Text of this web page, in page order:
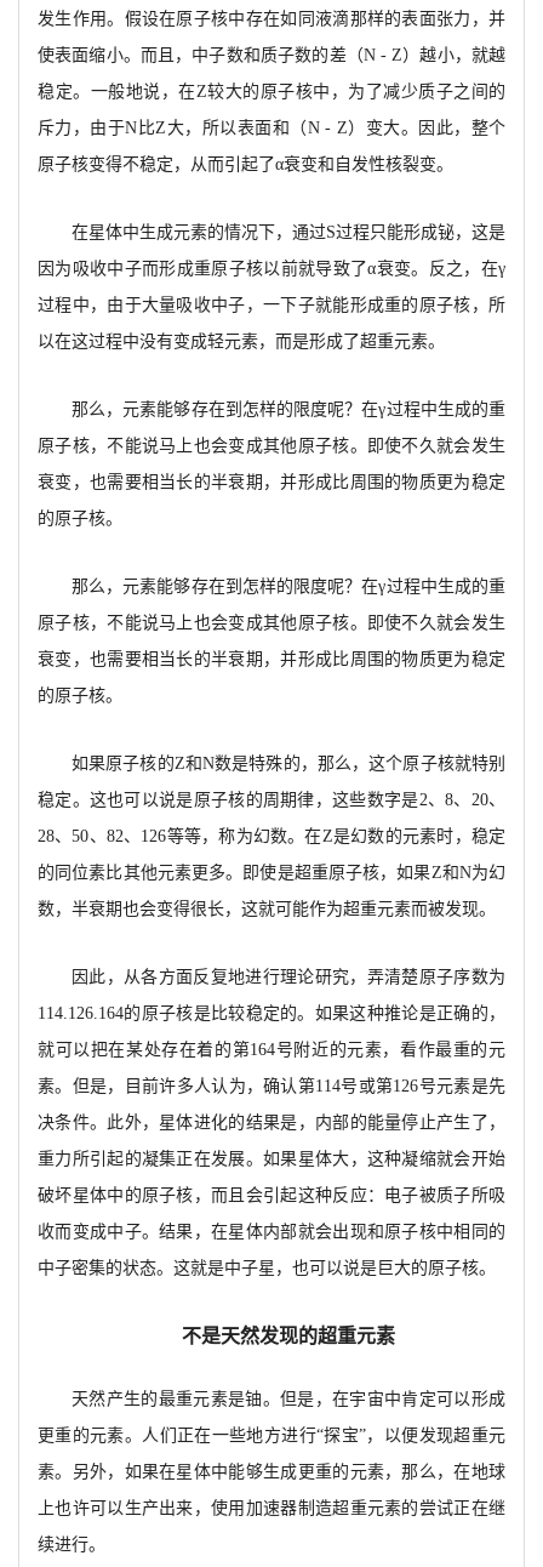
发生作用。 假设在原子核中存在如同液滴那样的表面张力，并
使表面缩小。而且， 中子数和质子数的差（N - Z）越小，就越
稳定。一般地说，在Z较大的原子核中，为了减少质子之间的
斥力，由于N比Z大，所以表面和（N - Z）变大。因 此，整个
原子核变得不稳定，从而引起了α衰变和自 发性核裂变。
在星体中生成元素的情况下，通过S过程只能形成铋，这是
因为吸收中子而形成重原子核以前就导致了α衰变。反之，在γ
过程中，由于大量吸收中子 ，一下子就能形成重的原子核，所
以在这过程中没有变成轻元素，而是形成了超重元素。
那么，元素能够存在到怎样的限度呢？在γ过程中生成的重
原子核，不能说马上也会变成其他原子核。即使不久就会发生
衰变，也需要相当长的半衰期 ，并形成比周围的物质更为稳定
的原子核。
那么，元素能够存在到怎样的限度呢？在γ过程中生成的重
原子核，不能说马上也会变成其他原子核。即使不久就会发生
衰变，也需要相当长的半衰期，并形成比周围的物质更为稳定
的原子核。
如果原子核的Z和N数是特殊的，那么，这个原子核就特别
稳定。 这也可以说是原子核的周期律，这些数字是2、8、20、
28、50、82、126等等，称为幻数。在Z是幻数的元素时，稳定
的同位素比其他元素更多。即使是超重原子核，如果Z和N为幻
数，半衰期也会变得很长，这就可能作为超重元素而被发现。
因此， 从各方面反复地进行理论研究，弄清楚原子序数为
114.126.164的原子核是比较稳定的。如果这种推论是正确的，
就可以把在某处存在着的第164号附近的元素，看作最重的元
素。但是，目前许多人认为，确认第114号或第126号元素是先
决条件。此外， 星体进化的结果是，内部的能量停止产生了，
重力所引起的凝集正在发展。如果星体大，这种凝缩就会开始
破坏星体中的原子核，而且会引起这种反应：电子被质子所吸
收而变成中子。结果，在星体内部就会出现和原子核中相同的
中子密集的状态。这就是中子星，也可以说是巨大的原子核。
不是天然发现的超重元素
天然产生的最重元素是铀。 但是，在宇宙中肯定可以形成
更重的元素。人们正在一些地方进行“探宝”，以便发现超重元
素。另外，如果在星体中能够生成更重的元素，那么，在地球
上也许可以生产出来，使用加速器制造超重元素的尝试正在继
续进行。